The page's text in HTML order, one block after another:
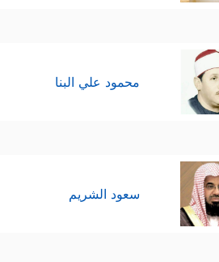
محمود علي البنا
سعود الشريم